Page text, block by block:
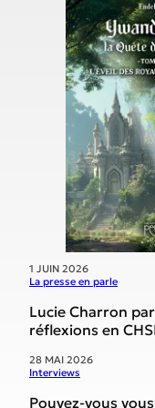
1 JUIN 2026
La presse en parle
Lucie Charron
réflexions en
ans, Lucie
dans un livre,
28 MAI 2026
Interviews
Pouvez-vous